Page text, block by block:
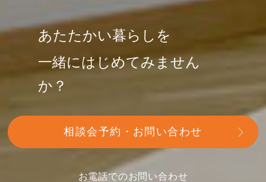
あたたかい暮らしを
一緒にはじめてみません
か？
相談会予約・お問い合わせ
お電話でのお問い合わせ